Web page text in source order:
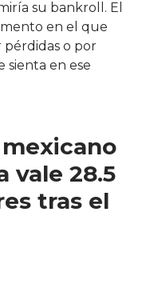
su bankroll. El
en el que
pérdidas o por
sienta en ese
vale 28.5
tras el